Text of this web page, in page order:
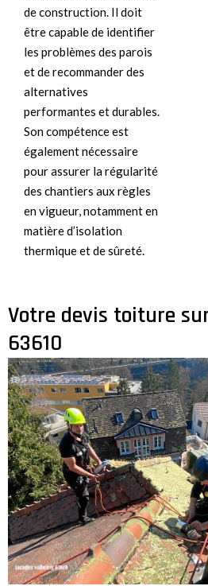
de construction. Il doit
être capable de identifier
les problèmes des parois
et de recommander des
alternatives
performantes et durables.
Son compétence est
également nécessaire
pour assurer la régularité
des chantiers aux règles
en vigueur, notamment en
matière d’isolation
thermique et de sûreté.
Votre devis toiture
63610